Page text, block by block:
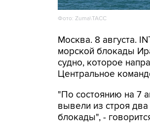
Фото: Zuma\ТАСС
Москва. 8 августа.
морской блокады
судно, которое
Центральное
"По состоянию на 7
вывели из строя
блокады", -